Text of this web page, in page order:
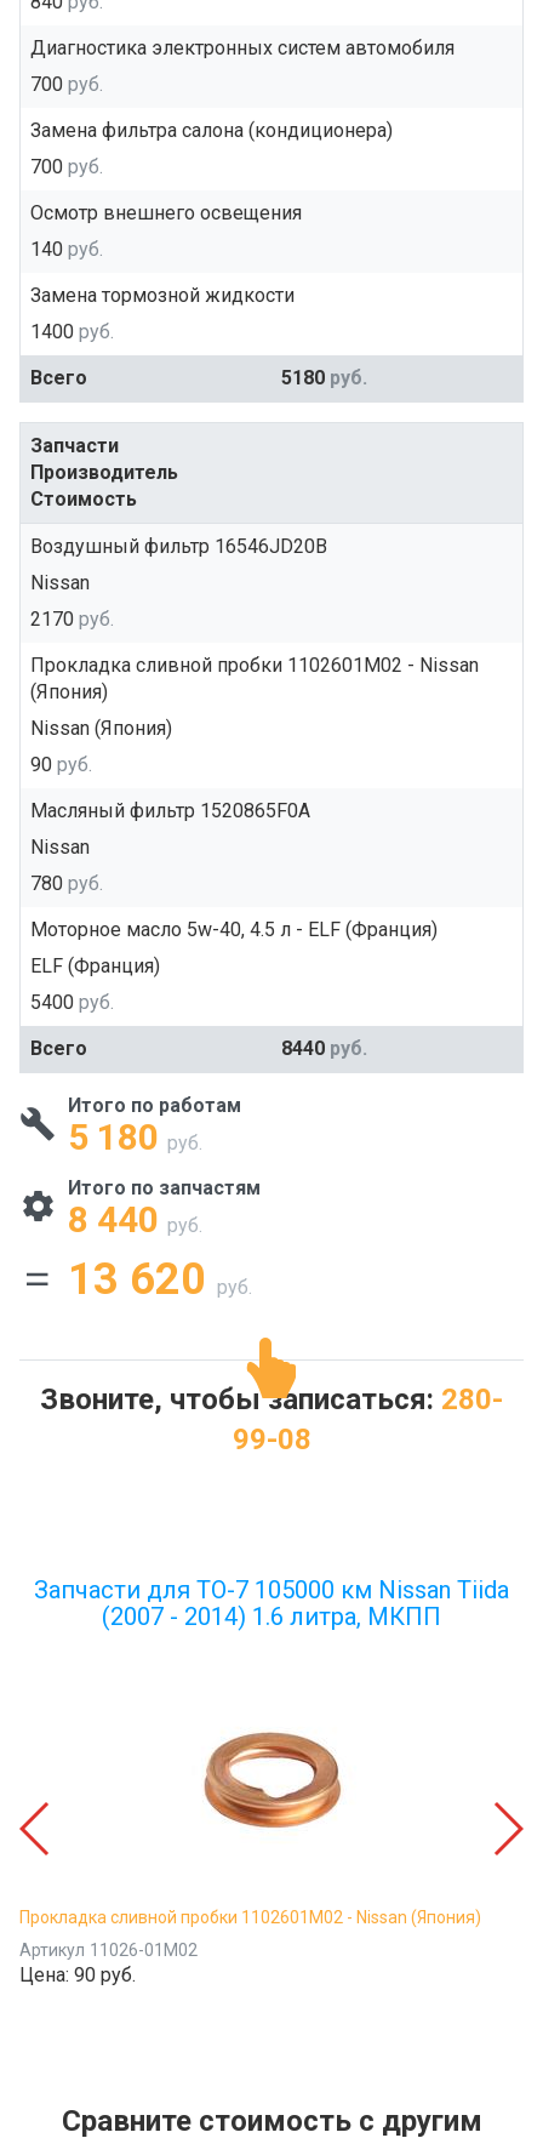
Диагностика электронных систем автомобиля
700 руб.
Замена фильтра салона (кондиционера)
700 руб.
Осмотр внешнего освещения
140 руб.
Замена тормозной жидкости
1400 руб.
Всего
5180 руб.
Запчасти
Производитель
Стоимость
Воздушный фильтр 16546JD20B
Nissan
2170 руб.
Прокладка сливной пробки 1102601M02 - Nissan
(Япония)
Nissan (Япония)
90 руб.
Масляный фильтр 1520865F0A
Nissan
780 руб.
Моторное масло 5w-40, 4.5 л - ELF (Франция)
ELF (Франция)
5400 руб.
Всего
8440 руб.
Итого по работам
5 180 руб.
Итого по запчастям
8 440 руб.
13 620 руб.
Звоните, чтобы записаться: 280-
99-08
Запчасти для ТО-7 105000 км Nissan Tiida
(2007 - 2014) 1.6 литра, МКПП
Прокладка сливной пробки 1102601M02 - Nissan (Япония)
Артикул 11026-01M02
Цена: 90 руб.
Сравните стоимость с другим